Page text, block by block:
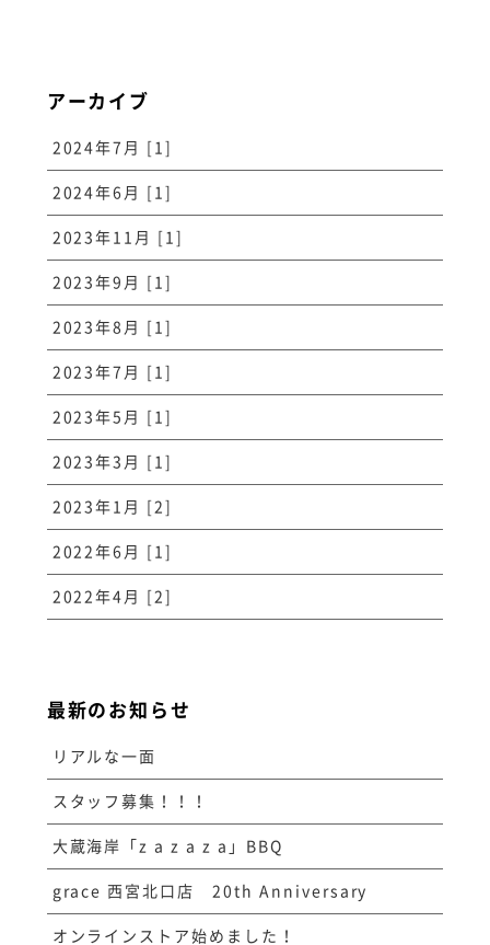
アーカイブ
2024年7月 [1]
2024年6月 [1]
2023年11月 [1]
2023年9月 [1]
2023年8月 [1]
2023年7月 [1]
2023年5月 [1]
2023年3月 [1]
2023年1月 [2]
2022年6月 [1]
2022年4月 [2]
最新のお知らせ
リアルな一面
スタッフ募集！！！
大蔵海岸「z a z a z a」BBQ
grace 西宮北口店 20th Anniversary
オンラインストア始めました！